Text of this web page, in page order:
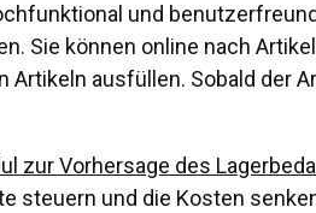
und
Sie können online nach
Artikeln ausfüllen. Sobald der
zur Vorhersage des
steuern und die Kosten